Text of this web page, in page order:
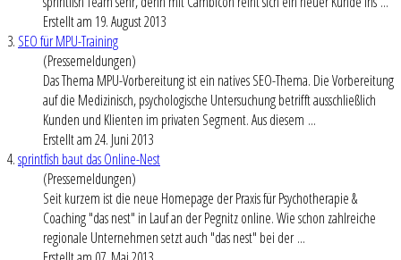
Erstellt am 19. August 2013
3. SEO für MPU-Training
(Pressemeldungen)
Das Thema MPU-Vorbereitung ist ein natives SEO-Thema. Die Vorbereitung
auf die Medizinisch, psychologische Untersuchung betrifft ausschließlich
Kunden und Klienten im privaten Segment. Aus diesem ...
Erstellt am 24. Juni 2013
4.sprintfish baut das Online-Nest
(Pressemeldungen)
Seit kurzem ist die neue Homepage der Praxis für Psychotherapie &
Coaching "das nest" in Lauf an der Pegnitz online. Wie schon zahlreiche
regionale Unternehmen setzt auch "das nest" bei der ...